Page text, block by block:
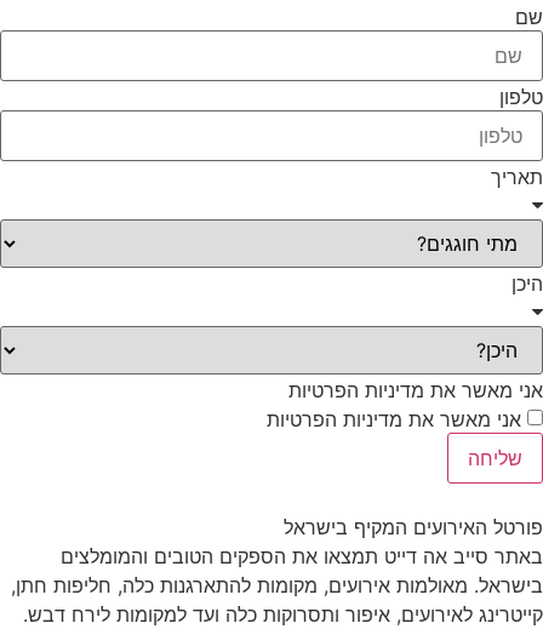
שם
טלפון
תאריך
היכן
אני מאשר את מדיניות הפרטיות
אני מאשר את מדיניות הפרטיות
שליחה
פורטל האירועים המקיף בישראל
באתר סייב אה דייט תמצאו את הספקים הטובים והמומלצים
בישראל. מאולמות אירועים, מקומות להתארגנות כלה, חליפות חתן,
קייטרינג לאירועים, איפור ותסרוקות כלה ועד למקומות לירח דבש.